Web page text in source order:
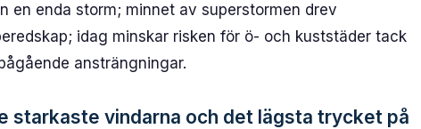
en enda storm; minnet av superstormen drev
idag minskar risken för ö- och kuststäder tack
ansträngningar.
starkaste vindarna och det lägsta trycket på